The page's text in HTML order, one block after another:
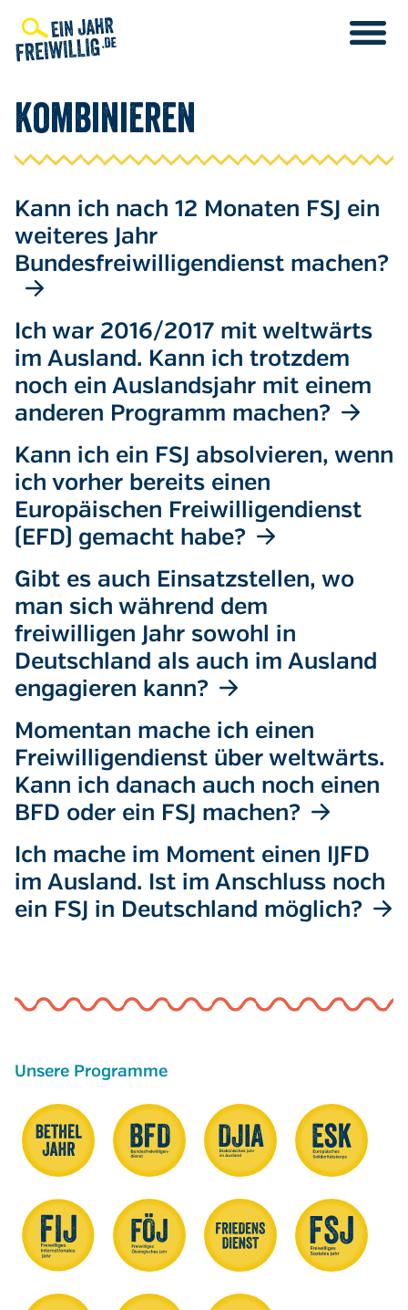
zum
Inhalt
kombinieren
Kann ich nach 12 Monaten FSJ ein
weiteres Jahr
Bundesfreiwilligendienst machen?
Ich war 2016/2017 mit weltwärts
im Ausland. Kann ich trotzdem
noch ein Auslandsjahr mit einem
anderen Programm machen?
Kann ich ein FSJ absolvieren, wenn
ich vorher bereits einen
Europäischen Freiwilligendienst
(EFD) gemacht habe?
Gibt es auch Einsatzstellen, wo
man sich während dem
freiwilligen Jahr sowohl in
Deutschland als auch im Ausland
engagieren kann?
Momentan mache ich einen
Freiwilligendienst über weltwärts.
Kann ich danach auch noch einen
BFD oder ein FSJ machen?
Ich mache im Moment einen IJFD
im Ausland. Ist im Anschluss noch
ein FSJ in Deutschland möglich?
Unsere Programme